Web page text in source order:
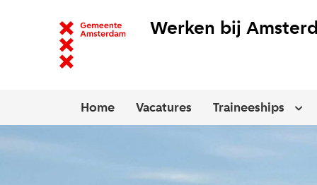
Werken bij
Home Vacatures Traineeships